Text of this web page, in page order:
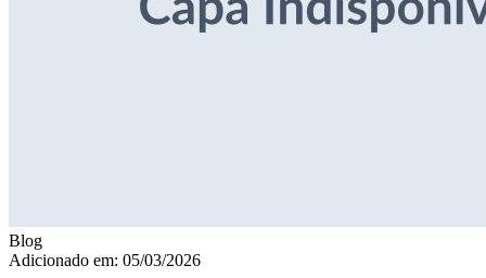
Blog
Adicionado em: 05/03/2026